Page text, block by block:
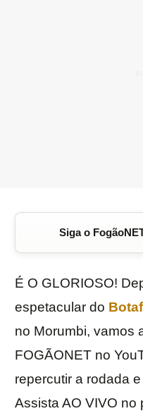
Siga o
É O GLORIOSO!
espetacular do
no Morumbi, vamos
FOGÃONET no
repercutir a rodada
Assista AO VIVO no